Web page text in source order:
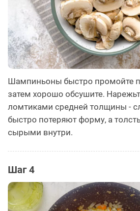
Шампиньоны быстро промойте
затем хорошо обсушите.
ломтиками средней толщины -
быстро потеряют форму, а
сырыми внутри.
Шаг 4